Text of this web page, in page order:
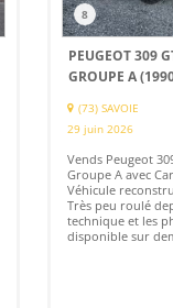
8
PEUGEOT 309
GROUPE A
(73) SAVOIE
29 juin 2026
Vends Peugeot
Groupe A avec
Véhicule
Très peu roulé
technique et les
disponible sur